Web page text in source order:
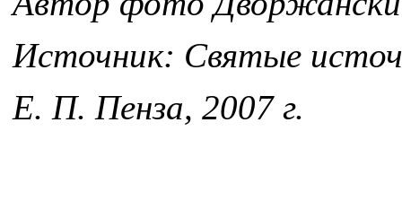
Источник: Святые
Е. П. Пенза, 2007 г.